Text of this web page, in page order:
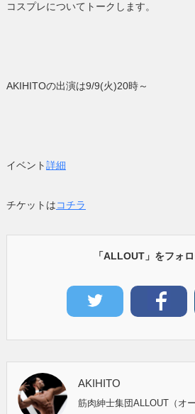
コスプレについてトークします。
AKIHITOの出演は9/9(火)20時～
イベント詳細
チケットはコチラ
「ALLOUT」をフォ
AKIHITO
筋肉紳士集団ALLOUT（オ